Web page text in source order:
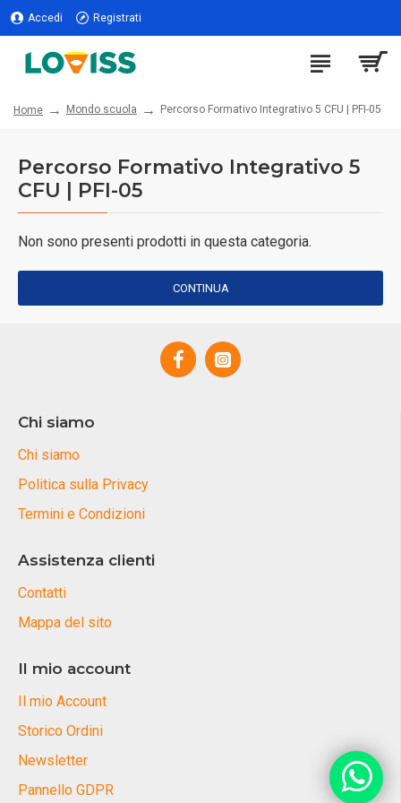
Accedi Registrati
Home Mondo scuola Percorso Formativo Integrativo 5 CFU | PFI-05
Percorso Formativo Integrativo 5
CFU | PFI-05
Non sono presenti prodotti in questa categoria.
CONTINUA
Chi siamo
Chi siamo
Politica sulla Privacy
Termini e Condizioni
Assistenza clienti
Contatti
Mappa del sito
Il mio account
Il mio Account
Storico Ordini
Newsletter
Pannello GDPR